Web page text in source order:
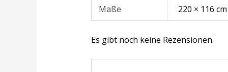
Maße 220 × 116 cm
Es gibt noch keine Rezensionen.